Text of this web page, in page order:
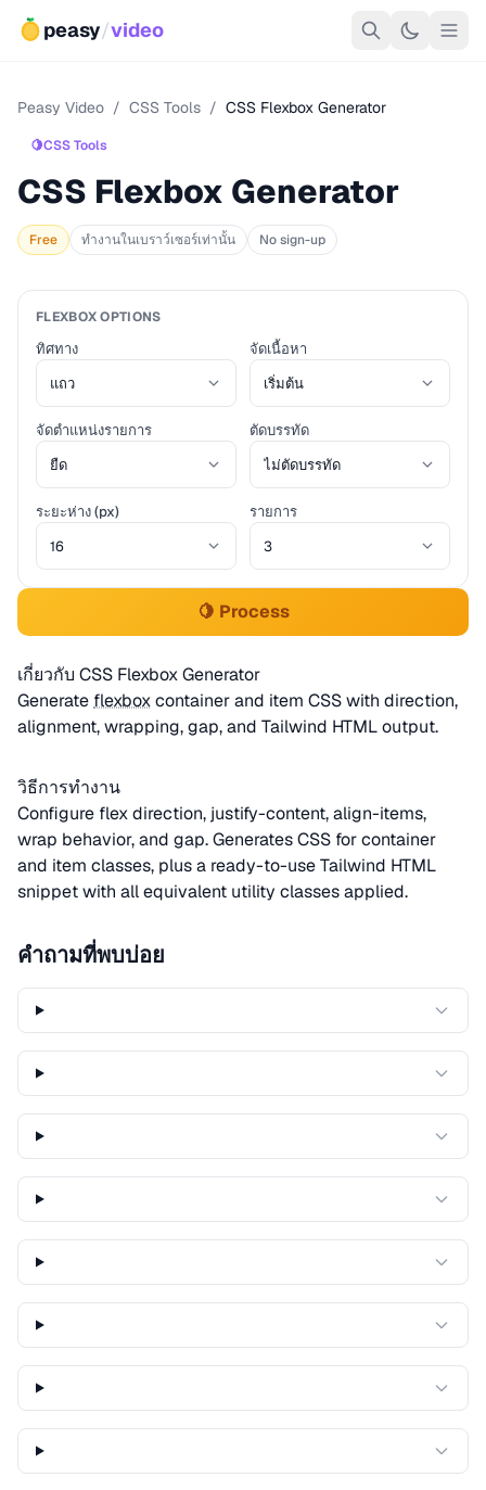
peasy/video
Peasy Video / CSS Tools / CSS Flexbox Generator
🍋CSS Tools
CSS Flexbox Generator
Free ทำงานในเบราว์เซอร์เท่านั้น No sign-up
FLEXBOX OPTIONS
ทิศทาง จัดเนื้อหา
จัดตำแหน่งรายการ ตัดบรรทัด
ระยะห่าง (px) รายการ
🍋 Process
เกี่ยวกับ CSS Flexbox Generator
Generate flexboxcontainer and item CSS with direction,
alignment, wrapping, gap, and Tailwind HTML output.
วิธีการทำงาน
Configure flex direction, justify-content, align-items,
wrap behavior, and gap. Generates CSS for container
and item classes, plus a ready-to-use Tailwind HTML
snippet with all equivalent utility classes applied.
คำถามที่พบบ่อย